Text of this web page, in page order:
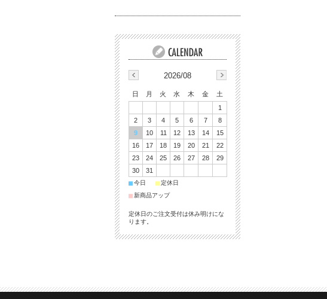
2026/08
日 月 火 水 木 金
土
1
2
3 4 5 6 7
8
9
10 11 12 13 14
15
16
17 18 19 20 21
22
23
24 25 26 27 28
29
30
31
■今日 ■定休日
■新商品アップ
定休日のご注文受付は休み明けにな
ります。